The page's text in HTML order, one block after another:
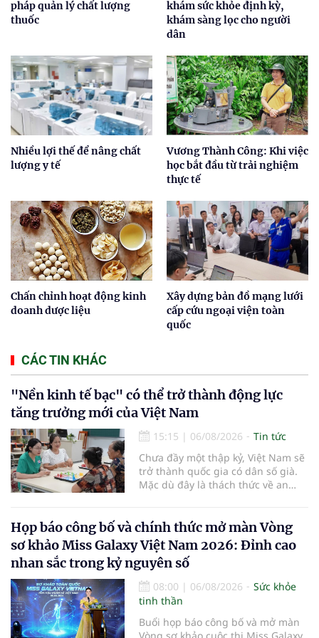
pháp quản lý chất lượng
thuốc
khám sức khỏe định kỳ,
khám sàng lọc cho người
dân
Nhiều lợi thế để nâng chất
lượng y tế
Vương Thành Công: Khi việc
học bắt đầu từ trải nghiệm
thực tế
Chấn chỉnh hoạt động kinh
doanh dược liệu
Xây dựng bản đồ mạng lưới
cấp cứu ngoại viện toàn
quốc
CÁC TIN KHÁC
"Nền kinh tế bạc" có thể trở thành động lực
tăng trưởng mới của Việt Nam
15:15 | 06/08/2026
Tin tức
Chưa đầy một thập kỷ, Việt Nam sẽ
trở thành quốc gia có dân số già.
Mặc dù đây là thách thức về an
có giá trị hàng tỷ USD.
Họp báo công bố và chính thức mở màn Vòng
sơ khảo Miss Galaxy Việt Nam 2026: Đỉnh cao
nhan sắc trong kỷ nguyên số
08:00 | 06/08/2026
Sức khỏe
tinh thần
Buổi họp báo công bố và mở màn